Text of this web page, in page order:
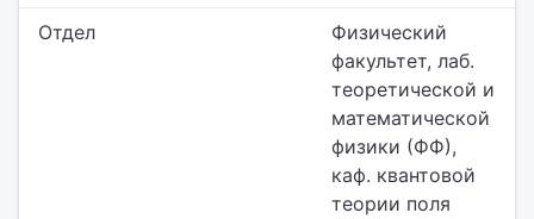
Отдел
Физический
факультет, лаб.
теоретической и
математической
физики (ФФ),
каф. квантовой
теории поля